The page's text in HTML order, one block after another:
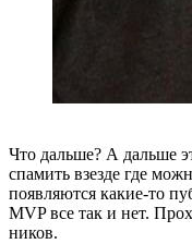
Что дальше? А дальше
спамить взезде где
появляются какие-то
MVP все так и нет.
ников.